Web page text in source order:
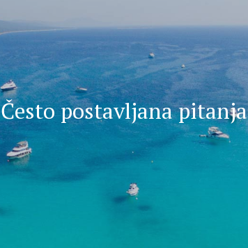
Često postavljana pitanja